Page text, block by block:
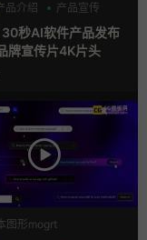
品介绍 产品宣传
秒AI软件产品发布
牌宣传片4K片头
图形mogrt